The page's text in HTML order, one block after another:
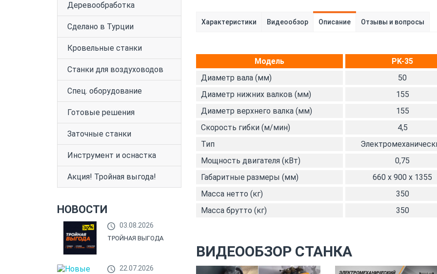
Деревообработка
Сделано в Турции
Кровельные станки
Станки для воздуховодов
Спец. оборудование
Готовые решения
Заточные станки
Инструмент и оснастка
Акция! Тройная выгода!
НОВОСТИ
03.08.2026
ТРОЙНАЯ ВЫГОДА
22.07.2026
Характеристики Видеообзор Описание Отзывы и вопросы
Модель
PK-35
Диаметр вала (мм)
50
Диаметр нижних валков (мм)
155
Диаметр верхнего валка (мм)
155
Скорость гибки (м/мин)
4,5
Тип
Мощность двигателя (кВт)
0,75
Габаритные размеры (мм)
660 x 900 x 1355
Масса нетто (кг)
350
Масса брутто (кг)
350
ВИДЕООБЗОР СТАНКА